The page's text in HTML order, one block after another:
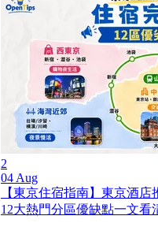
2
04 Aug
【東京住宿指南】東京酒店
12大熱門分區優缺點一文看